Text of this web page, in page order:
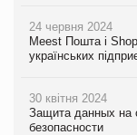
24 червня 2024
Meest Пошта і
українських
30 квітня 2024
Защита данных на
безопасности